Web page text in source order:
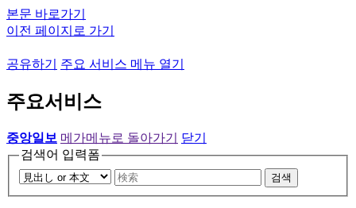
본문 바로가기
이전 페이지로 가기
공유하기 주요 서비스 메뉴 열기
주요서비스
중앙일보 메가메뉴로 돌아가기
닫기
검색어 입력폼
검색